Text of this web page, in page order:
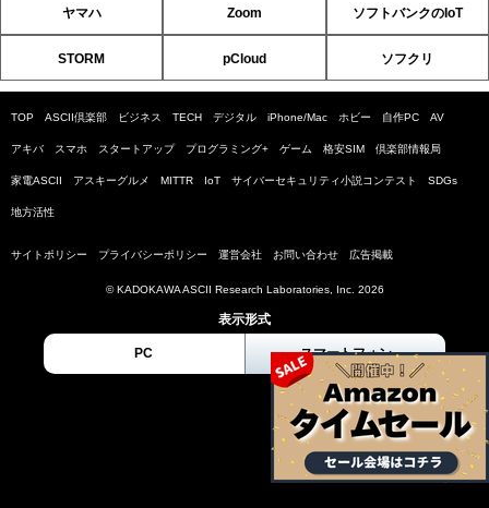
ヤマハ Zoom ソフトバンクのIoT
STORM pCloud ソフクリ
TOP ASCII倶楽部 ビジネス TECH デジタル iPhone/Mac ホビー 自作PC AV
アキバ スマホ スタートアップ プログラミング+ ゲーム 格安SIM 倶楽部情報局
家電ASCII アスキーグルメ MITTR IoT サイバーセキュリティ小説コンテスト SDGs
地方活性
サイトポリシー プライバシーポリシー 運営会社 お問い合わせ 広告掲載
© KADOKAWA ASCII Research Laboratories, Inc. 2026
表示形式
PC スマートフォン